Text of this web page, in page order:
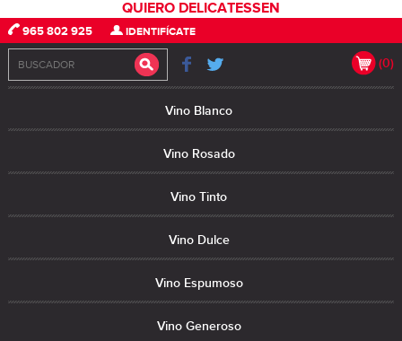
965 802 925 IDENTIFÍCATE
(0)
Vino Blanco
Vino Rosado
Vino Tinto
Vino Dulce
Vino Espumoso
Vino Generoso
QUIERO DELICATESSEN